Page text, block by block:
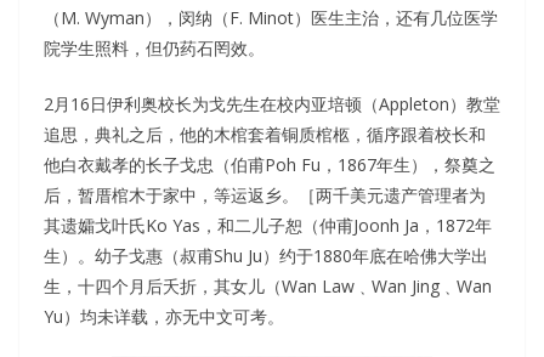
（M. Wyman），闵纳（F. Minot）医生主治，还有几位医学
院学生照料，但仍药石罔效。
2月16日伊利奥校长为戈先生在校内亚培顿（Appleton）教堂
追思，典礼之后，他的木棺套着铜质棺柩，循序跟着校长和
他白衣戴孝的长子戈忠（伯甫Poh Fu，1867年生），祭奠之
后，暂厝棺木于家中，等运返乡。［两千美元遗产管理者为
其遗孀戈叶氏Ko Yas，和二儿子恕（仲甫Joonh Ja，1872年
生）。幼子戈惠（叔甫Shu Ju）约于1880年底在哈佛大学出
生，十四个月后夭折，其女儿（Wan Law﹑Wan Jing﹑Wan
Yu）均未详载，亦无中文可考。